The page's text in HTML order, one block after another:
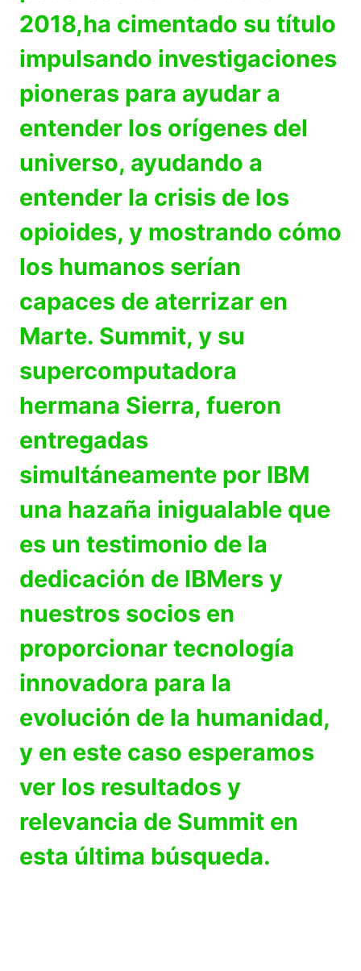
2018,ha cimentado su título
impulsando investigaciones
pioneras para ayudar a
entender los orígenes del
universo, ayudando a
entender la crisis de los
opioides, y mostrando cómo
los humanos serían
capaces de aterrizar en
Marte. Summit, y su
supercomputadora
hermana Sierra, fueron
entregadas
simultáneamente por IBM
una hazaña inigualable que
es un testimonio de la
dedicación de IBMers y
nuestros socios en
proporcionar tecnología
innovadora para la
evolución de la humanidad,
y en este caso esperamos
ver los resultados y
relevancia de Summit en
esta última búsqueda.